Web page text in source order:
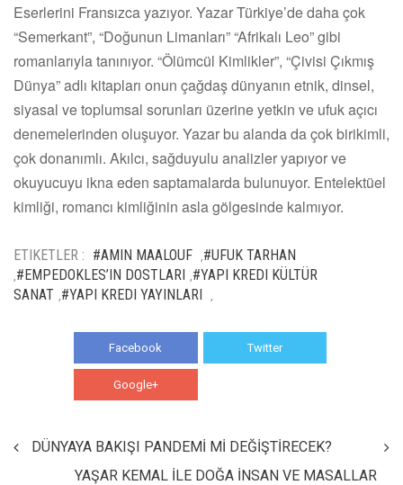
Eserlerini Fransızca yazıyor. Yazar Türkiye’de daha çok
“Semerkant”, “Doğunun Limanları” “Afrikalı Leo” gibi
romanlarıyla tanınıyor. “Ölümcül Kimlikler”, “Çivisi Çıkmış
Dünya” adlı kitapları onun çağdaş dünyanın etnik, dinsel,
siyasal ve toplumsal sorunları üzerine yetkin ve ufuk açıcı
denemelerinden oluşuyor. Yazar bu alanda da çok birikimli,
çok donanımlı. Akılcı, sağduyulu analizler yapıyor ve
okuyucuyu ikna eden saptamalarda bulunuyor. Entelektüel
kimliği, romancı kimliğinin asla gölgesinde kalmıyor.
ETIKETLER : #AMIN MAALOUF #UFUK TARHAN
#EMPEDOKLES’IN DOSTLARI #YAPI KREDI KÜLTÜR
SANAT #YAPI KREDI YAYINLARI
Facebook Twitter
Google+
DÜNYAYA BAKIŞI PANDEMİ Mİ DEĞİŞTİRECEK?
YAŞAR KEMAL İLE DOĞA İNSAN VE MASALLAR